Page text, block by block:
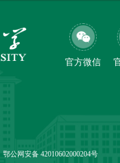
官方微信
鄂公网安备 42010602000204号